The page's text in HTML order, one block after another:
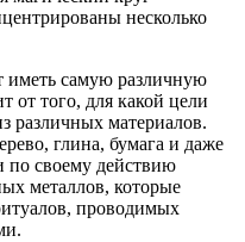
несколько
иметь самую различную
от того, для какой цели
различных материалов.
глина, бумага и даже
по своему действию
металлов, которые
проводимых